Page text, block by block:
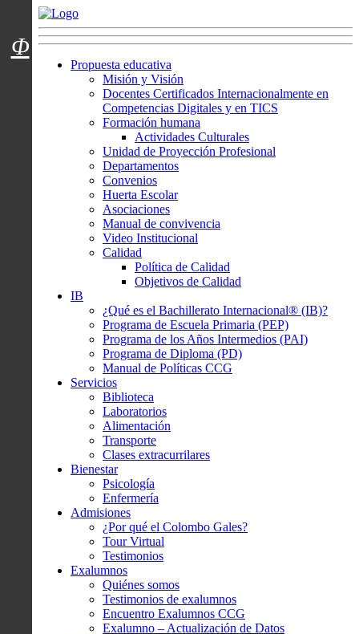
Menú usuarios
Propuesta educativa
Misión y Visión
Docentes Certificados Internacionalmente en
Competencias Digitales y en TICS
Formación humana
Actividades Culturales
Unidad de Proyección Profesional
Departamentos
Convenios
Huerta Escolar
Asociaciones
Manual de convivencia
Video Institucional
Calidad
Política de Calidad
Objetivos de Calidad
IB
¿Qué es el Bachillerato Internacional® (IB)?
Programa de Escuela Primaria (PEP)
Programa de los Años Intermedios (PAI)
Programa de Diploma (PD)
Manual de Políticas CCG
Servicios
Biblioteca
Laboratorios
Alimentación
Transporte
Clases extracurrilares
Bienestar
Psicología
Enfermería
Admisiones
¿Por qué el Colombo Gales?
Tour Virtual
Testimonios
Exalumnos
Quiénes somos
Testimonios de exalumnos
Encuentro Exalumnos CCG
Exalumno – Actualización de Datos
Φ